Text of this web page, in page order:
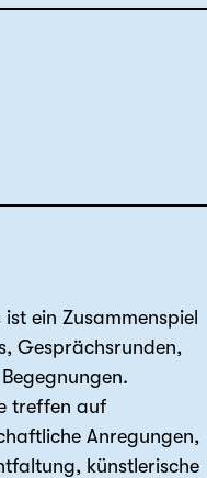
ein Zusammenspiel
Gesprächsrunden,
treffen auf
Anregungen,
künstlerische